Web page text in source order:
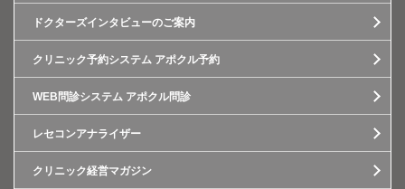
ドクターズインタビューのご案内
クリニック予約システム アポクル予約
WEB問診システム アポクル問診
レセコンアナライザー
クリニック経営マガジン